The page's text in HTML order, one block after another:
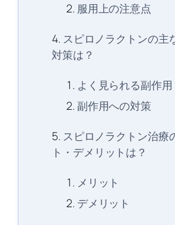
服用上の注意点
スピロノラクトンの主
対策は？
よく見られる副作用
副作用への対策
スピロノラクトン治療
ト・デメリットは？
メリット
デメリット